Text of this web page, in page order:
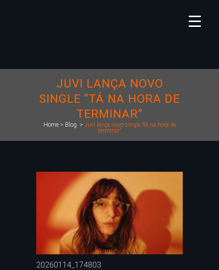
JUVI LANÇA NOVO
SINGLE “TÁ NA HORA DE
TERMINAR”
Home> Blog > Juvi lança novo single “tá na hora de
terminar”
20260114_174803